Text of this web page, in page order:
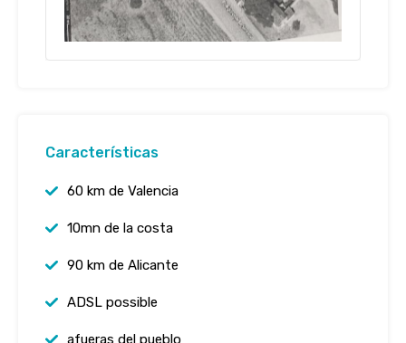
Características
60 km de Valencia
10mn de la costa
90 km de Alicante
ADSL possible
afueras del pueblo